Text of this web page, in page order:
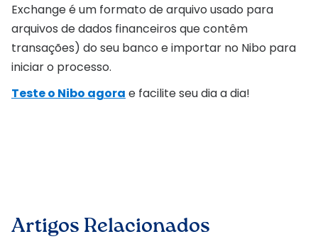
Exchange é um formato de arquivo usado para
arquivos de dados financeiros que contêm
transações) do seu banco e importar no Nibo para
iniciar o processo.
Teste o Nibo agora e facilite seu dia a dia!
Artigos Relacionados